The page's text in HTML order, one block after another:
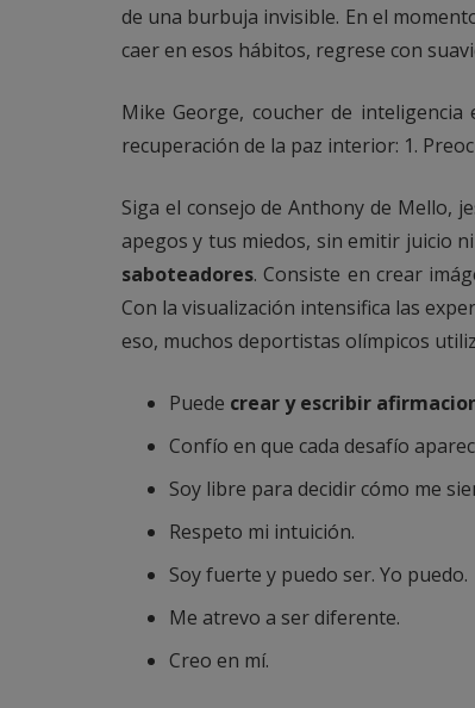
de una burbuja invisible. En el
caer en esos hábitos, regrese con
Mike George, coucher de
recuperación de la paz interior: 1.
Siga el consejo de Anthony de Mello,
apegos y tus miedos, sin emitir juicio
saboteadores. Consiste en crear
Con la visualización intensifica las
eso, muchos deportistas olímpicos
Puede crear y escribir
Confío en que cada desafío
Soy libre para decidir cómo me
Respeto mi intuición.
Soy fuerte y puedo ser. Yo puedo.
Me atrevo a ser diferente.
Creo en mí.